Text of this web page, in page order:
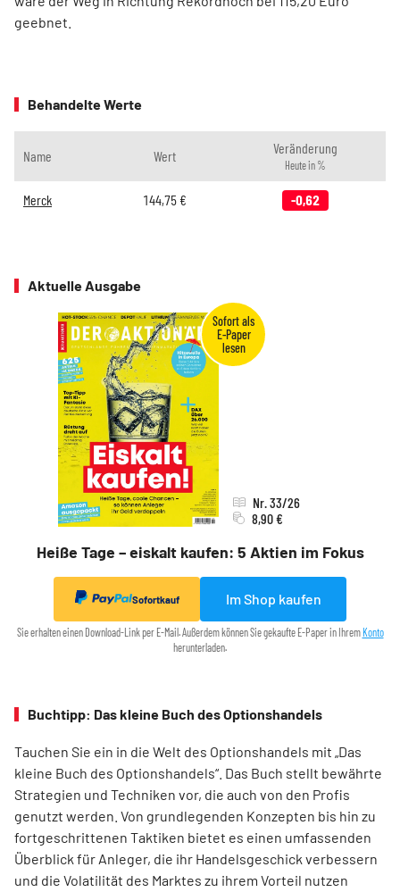
geebnet.
Behandelte Werte
Name Wert Veränderung
Heute in %
Merck 144,75 € -0,62
Aktuelle Ausgabe
Heiße Tage – eiskalt kaufen: 5 Aktien im Fokus
Nr. 33/26
8,90 €
Sofortkauf Im Shop kaufen
Sie erhalten einen Download-Link per E-Mail. Außerdem können Sie gekaufte E-Paper in Ihrem Konto
herunterladen.
Buchtipp: Das kleine Buch des Optionshandels
Tauchen Sie ein in die Welt des Optionshandels mit „Das
kleine Buch des Optionshandels“. Das Buch stellt bewährte
Strategien und Techniken vor, die auch von den Profis
genutzt werden. Von grundlegenden Konzepten bis hin zu
fortgeschrittenen Taktiken bietet es einen umfassenden
Überblick für Anleger, die ihr Handelsgeschick verbessern
und die Volatilität des Marktes zu ihrem Vorteil nutzen